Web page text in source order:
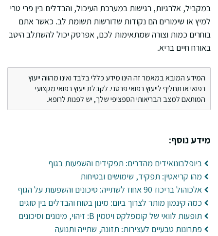
במקביל, אלרגיות, רגישות במערכת העיכול, והבדלים בין פרי טרי
למיץ או שימורים הם נקודות שדורשות תשומת לב. כאשר אתם
בוחרים כמות וצורה שמתאימות לכם, אפרסק יכול להשתלב היטב
באורח חיים בריא.
המידע המובא במאמר זה הינו מידע כללי בלבד ואינו מהווה ייעוץ
רפואי או תחליף לייעוץ רפואי פרטני. לקבלת ייעוץ רפואי מקצועי
המותאם למצב הבריאותי הספציפי שלך, יש לפנות לרופא.
מידע נוסף:
ביופלבונואידים מהדרים: תפקידים והשפעות בגוף
מהו קריאטין: תפקיד, שימושים ובטיחות
אלכוהול בריכוז 90 אחוז לשתייה: סיכונים והשפעות על הגוף
כמה קינמון מותר לצרוך ביום: מינון בטוח והבדלים בין סוגים
תופעות לוואי של קומפלקס ויטמין B: זיהוי, מינונים וסיכונים
פתרונות טבעיים לעצירות: תזונה, שתייה ותנועה